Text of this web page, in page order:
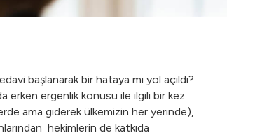
başlanarak bir hataya mı yol açıldı?
erken ergenlik konusu ile ilgili bir kez
ama giderek ülkemizin her yerinde),
hekimlerin de katkıda